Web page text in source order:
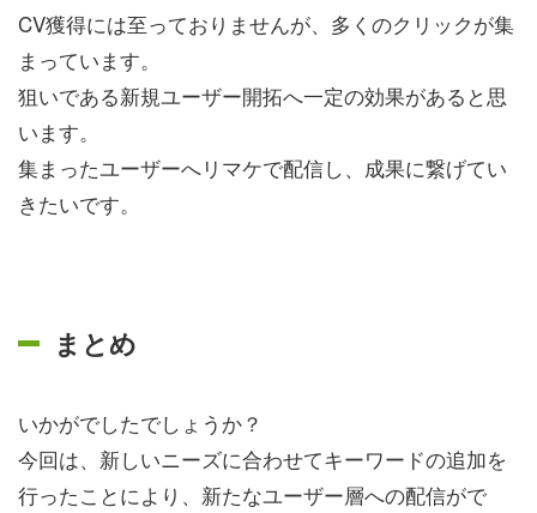
CV獲得には至っておりませんが、多くのクリックが集
まっています。
狙いである新規ユーザー開拓へ一定の効果があると思
います。
集まったユーザーへリマケで配信し、成果に繋げてい
きたいです。
まとめ
いかがでしたでしょうか？
今回は、新しいニーズに合わせてキーワードの追加を
行ったことにより、新たなユーザー層への配信がで